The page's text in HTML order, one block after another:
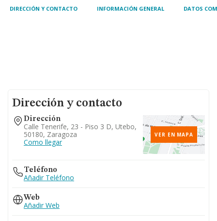
DIRECCIÓN Y CONTACTO INFORMACIÓN GENERAL DATOS
Dirección y contacto
Dirección
Calle Tenerife, 23 - Piso 3 D, Utebo,
50180, Zaragoza
Como llegar
VER EN MAPA
Teléfono
Añadir Teléfono
Web
Añadir Web